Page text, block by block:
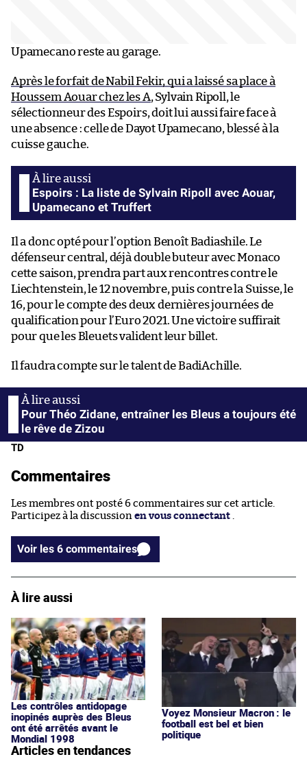
Upamecano reste au garage.
Après le forfait de Nabil Fekir, qui a laissé sa place à
Houssem Aouar chez les A, Sylvain Ripoll, le
sélectionneur des Espoirs, doit lui aussi faire face à
une absence : celle de Dayot Upamecano, blessé à la
cuisse gauche.
Espoirs : La liste de Sylvain Ripoll avec Aouar,
Upamecano et Truffert
Il a donc opté pour l’option Benoît Badiashile. Le
défenseur central, déjà double buteur avec Monaco
cette saison, prendra part aux rencontres contre le
Liechtenstein, le 12 novembre, puis contre la Suisse, le
16, pour le compte des deux dernières journées de
qualification pour l’Euro 2021. Une victoire suffirait
pour que les Bleuets valident leur billet.
Il faudra compte sur le talent de BadiAchille.
Pour Théo Zidane, entraîner les Bleus a toujours été
le rêve de Zizou
TD
Commentaires
Les membres ont posté 6 commentaires sur cet article.
Participez à la discussion en vous connectant
Voir les 6 commentaires
À lire aussi
Les contrôles antidopage
inopinés auprès des Bleus
ont été arrêtés avant le
Mondial 1998
Voyez Monsieur Macron : le
football est bel et bien
politique
Articles en tendances